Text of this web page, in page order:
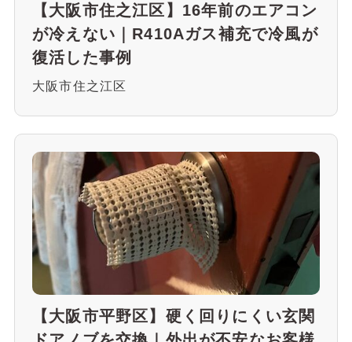
【大阪市住之江区】16年前のエアコン
が冷えない｜R410Aガス補充で冷風が
復活した事例
大阪市住之江区
【大阪市平野区】硬く回りにくい玄関